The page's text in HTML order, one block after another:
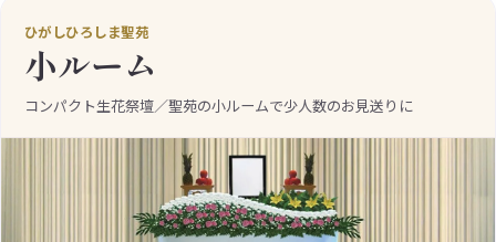
ひがしひろしま聖苑
小ルーム
コンパクト生花祭壇／聖苑の小ルームで少人数のお見送りに